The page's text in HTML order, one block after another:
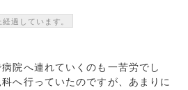
過しています。
院へ連れていくのも一苦労でし
へ行っていたのですが、あまりに